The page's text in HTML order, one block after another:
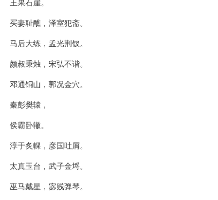
买妻耻醮，泽室犯斋。
马后大练，孟光荆钗。
颜叔秉烛，宋弘不谐。
邓通铜山，郭况金穴。
秦彭樊辕，
侯霸卧辙。
淳于炙輠，彦国吐屑。
太真玉台，武子金埒。
巫马戴星，宓贱弹琴。